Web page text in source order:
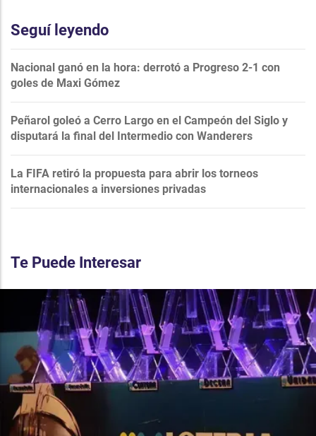
Seguí leyendo
Nacional ganó en la hora: derrotó a Progreso 2-1 con
goles de Maxi Gómez
Peñarol goleó a Cerro Largo en el Campeón del Siglo y
disputará la final del Intermedio con Wanderers
La FIFA retiró la propuesta para abrir los torneos
internacionales a inversiones privadas
Te Puede Interesar